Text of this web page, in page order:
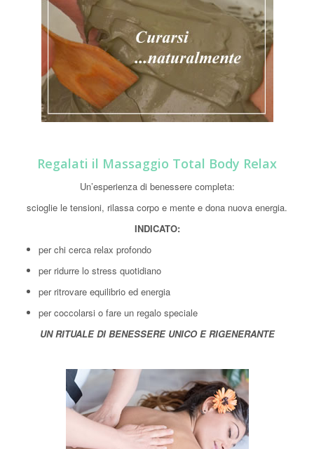
Regalati il Massaggio Total Body Relax
Un’esperienza di benessere completa:
scioglie le tensioni, rilassa corpo e mente e dona nuova energia.
INDICATO:
per chi cerca relax profondo
per ridurre lo stress quotidiano
per ritrovare equilibrio ed energia
per coccolarsi o fare un regalo speciale
UN RITUALE DI BENESSERE UNICO E RIGENERANTE